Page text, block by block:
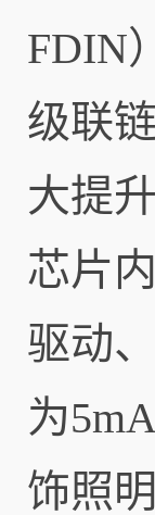
FDIN
级联
大提
芯片
驱动
为
饰照